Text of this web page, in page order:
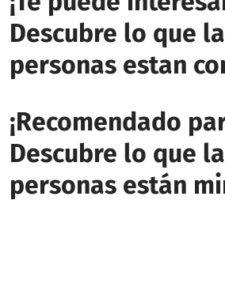
Descubre lo que
personas estan
¡Recomendado
Descubre lo que
personas están